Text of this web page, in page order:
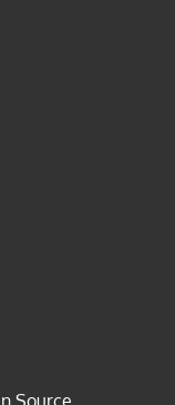
Source